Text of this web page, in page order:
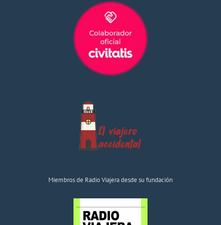
Miembros de Radio Viajera desde su fundación